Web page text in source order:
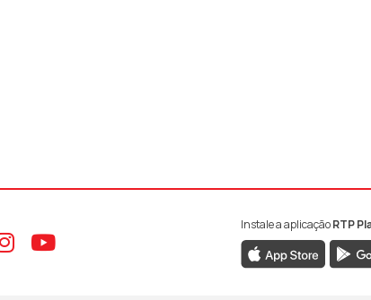
ao Facebook da RTP Antena 1
Aceder ao Instagram da RTP
Aceder ao YouTube da RTP
Instale a aplicaçãoRTP